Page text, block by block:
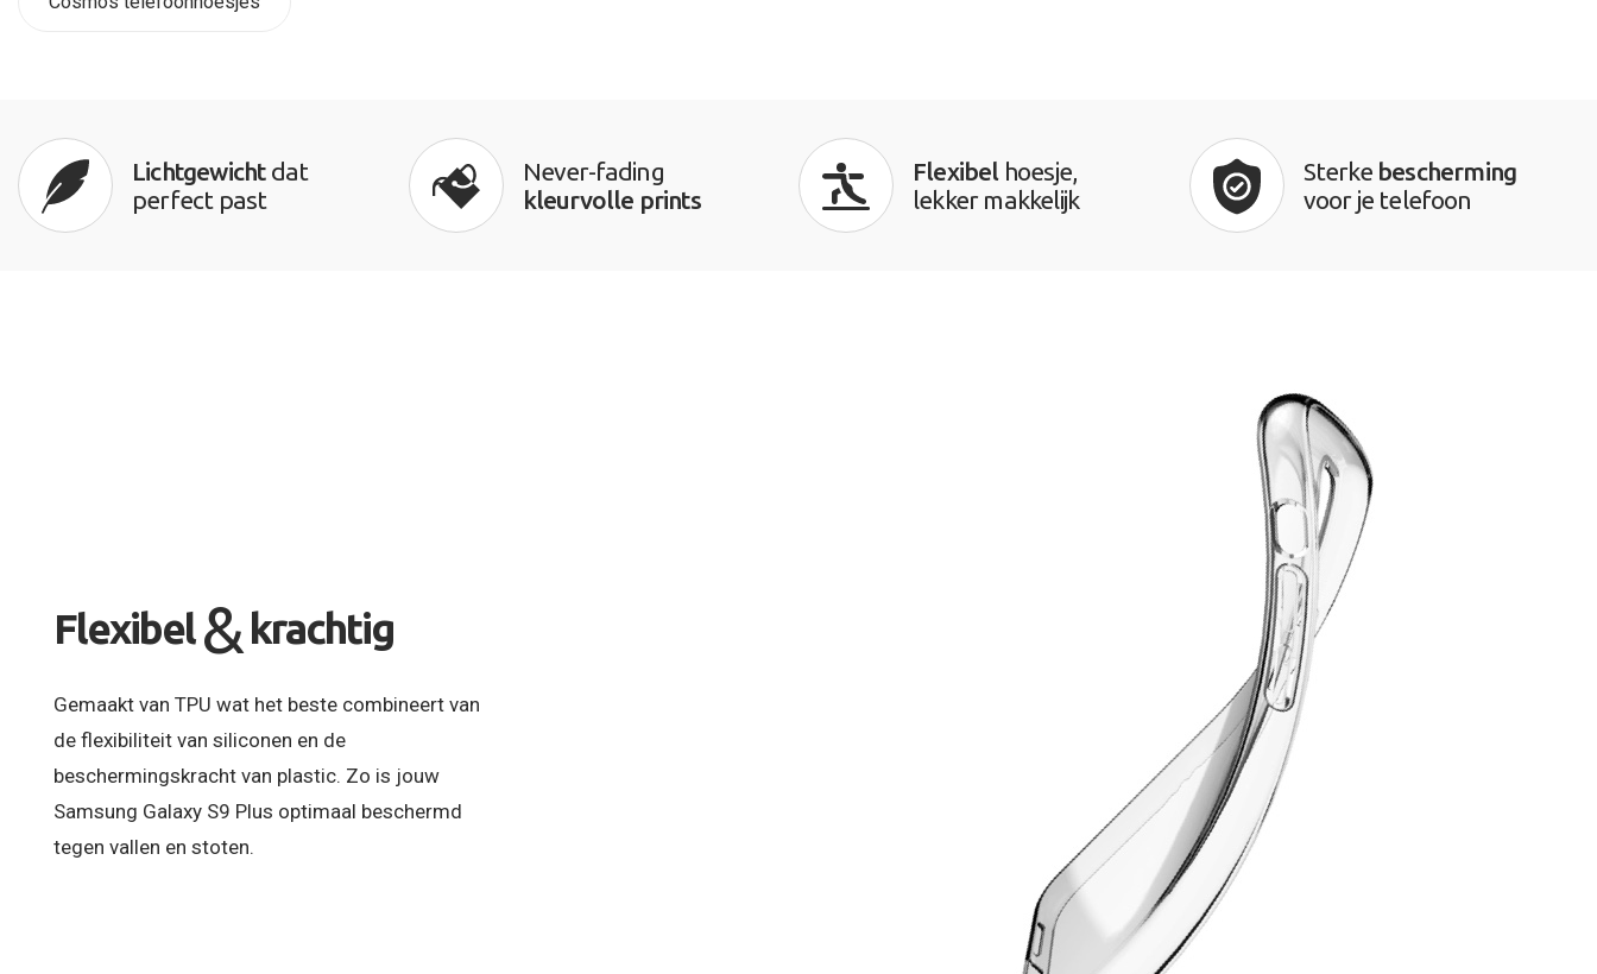
Lichtgewichtdat
perfect past
Never-fading
kleurvolle prints
Flexibel hoesje,
lekker makkelijk
Sterke bescherming
voor je telefoon
Flexibel & krachtig
Gemaakt van TPU wat het beste combineert van
de flexibiliteit van siliconen en de
beschermingskracht van plastic. Zo is jouw
Samsung Galaxy S9 Plus optimaal beschermd
tegen vallen en stoten.